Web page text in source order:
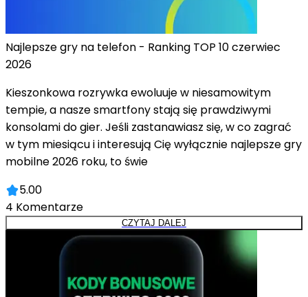
Najlepsze gry na telefon - Ranking TOP 10 czerwiec
2026
Kieszonkowa rozrywka ewoluuje w niesamowitym
tempie, a nasze smartfony stają się prawdziwymi
konsolami do gier. Jeśli zastanawiasz się, w co zagrać
w tym miesiącu i interesują Cię wyłącznie najlepsze gry
mobilne 2026 roku, to świe
5.00
4 Komentarze
CZYTAJ DALEJ